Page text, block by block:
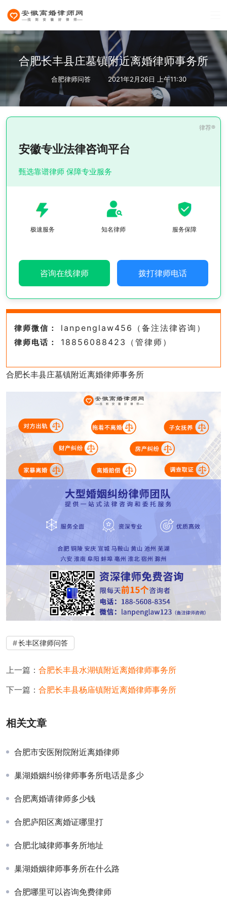
合肥长丰县庄墓镇附近离婚律师事务所
合肥律师问答 2021年2月26日 上午11:30
安徽专业法律咨询平台
甄选靠谱律师 保障专业服务
极速服务 知名律师 服务保障
咨询在线律师 拨打律师电话
律师微信： lanpenglaw456（备注法律咨询）
律师电话： 18856088423（管律师）
合肥长丰县庄墓镇附近离婚律师事务所
长丰区律师问答
上一篇： 合肥长丰县水湖镇附近离婚律师事务所
下一篇： 合肥长丰县杨庙镇附近离婚律师事务所
相关文章
合肥市安医附院附近离婚律师
巢湖婚姻纠纷律师事务所电话是多少
合肥离婚请律师多少钱
合肥庐阳区离婚证哪里打
合肥北城律师事务所地址
巢湖婚姻律师事务所在什么路
合肥哪里可以咨询免费律师